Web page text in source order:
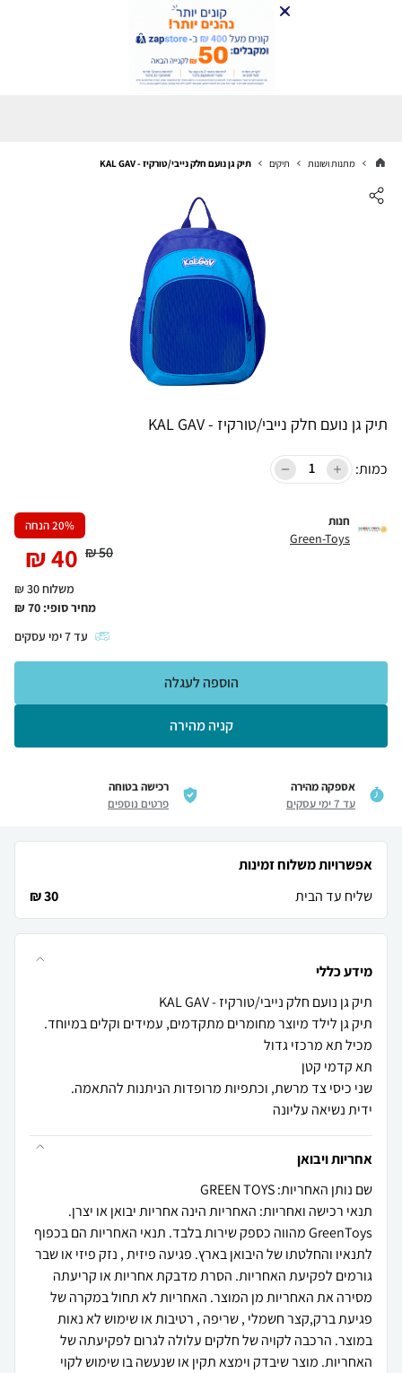
מתנות ושונות תיקים תיק גן נועם חלק נייבי/טורקיז - KAL GAV
תיק גן נועם חלק נייבי/טורקיז - KAL GAV
כמות:
חנות
Green-Toys
20% הנחה
50
₪
40
₪
משלוח 30 ₪
מחיר סופי: 70
₪
עד7ימי עסקים
קניה מהירה
הוספה לעגלה
אספקה מהירה
עד 7 ימי עסקים
רכישה בטוחה
פרטים נוספים
אפשרויות משלוח זמינות
שליח עד הבית
30 ₪
מידע כללי
ידית נשיאה עליונה
אחריות ויבואן
שם נותן האחריות: GREEN TOYS
תנאי רכישה ואחריות: האחריות הינה אחריות יבואן או יצרן.
GreenToys מהווה כספק שירות בלבד. תנאי האחריות הם בכפוף
לתנאיו והחלטתו של היבואן בארץ. פגיעה פיזית , נזק פיזי או שבר
גורמים לפקיעת האחריות. הסרת מדבקת אחריות או קריעתה
מסירה את האחריות מן המוצר. האחריות לא תחול במקרה של
פגיעת ברק,קצר חשמלי , שריפה , רטיבות או שימוש לא נאות
במוצר. הרכבה לקויה של חלקים עלולה לגרום לפקיעתה של
האחריות. מוצר שיבדק וימצא תקין או שנעשה בו שימוש לקוי